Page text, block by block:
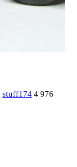
stuff174 4 976